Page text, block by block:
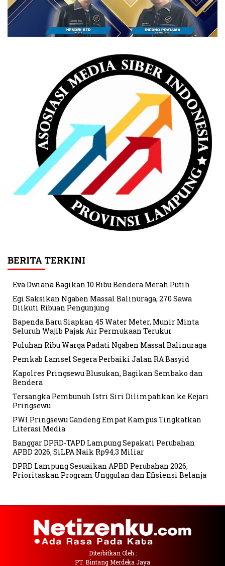
BERITA TERKINI
Eva Dwiana Bagikan 10 Ribu Bendera Merah Putih
Egi Saksikan Ngaben Massal Balinuraga, 270 Sawa
Diikuti Ribuan Pengunjung
Bapenda Baru Siapkan 45 Water Meter, Munir Minta
Seluruh Wajib Pajak Air Permukaan Terukur
Puluhan Ribu Warga Padati Ngaben Massal Balinuraga
Pemkab Lamsel Segera Perbaiki Jalan RA Basyid
Kapolres Pringsewu Blusukan, Bagikan Sembako dan
Bendera
Tersangka Pembunuh Istri Siri Dilimpahkan ke Kejari
Pringsewu
PWI Pringsewu Gandeng Empat Kampus Tingkatkan
Literasi Media
Banggar DPRD-TAPD Lampung Sepakati Perubahan
APBD 2026, SiLPA Naik Rp94,3 Miliar
DPRD Lampung Sesuaikan APBD Perubahan 2026,
Prioritaskan Program Unggulan dan Efisiensi Belanja
Diterbitkan Oleh :
PT. Bintang Merdeka Jaya